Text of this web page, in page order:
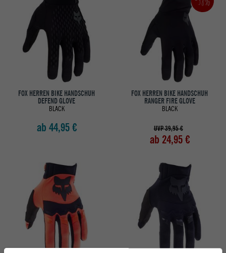
FOX HERREN BIKE HANDSCHUH
DEFEND GLOVE
BLACK
ab 44,95 €
FOX HERREN BIKE HANDSCHUH
RANGER FIRE GLOVE
BLACK
UVP 39,95 €
ab 24,95 €